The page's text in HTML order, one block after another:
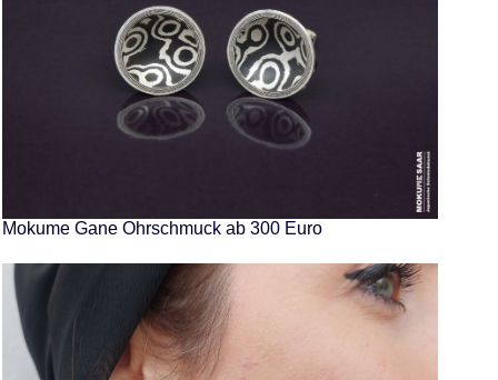
Mokume Gane Ohrschmuck ab 300 Euro